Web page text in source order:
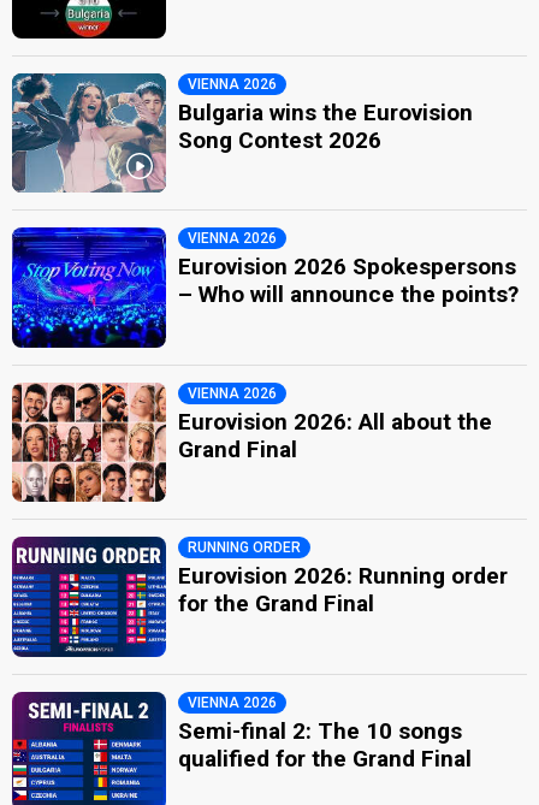
VIENNA 2026
Bulgaria wins the Eurovision
Song Contest 2026
VIENNA 2026
Eurovision 2026 Spokespersons
– Who will announce the points?
VIENNA 2026
Eurovision 2026: All about the
Grand Final
RUNNING ORDER
Eurovision 2026: Running order
for the Grand Final
VIENNA 2026
Semi-final 2: The 10 songs
qualified for the Grand Final